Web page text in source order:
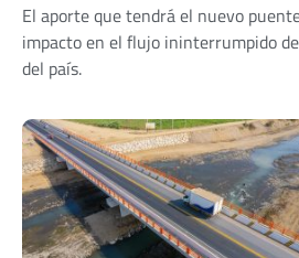
El aporte que tendrá el nuevo
impacto en el flujo ininterrumpido
del país.